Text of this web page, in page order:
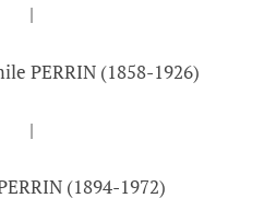
|
PERRIN (1858-1926)
|
(1894-1972)